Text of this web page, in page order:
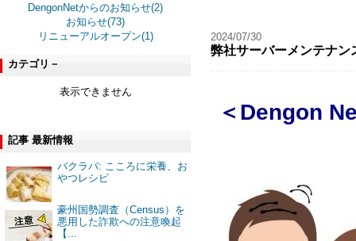
DengonNetからのお知らせ(2)
お知らせ(73)
リニューアルオープン(1)
カテゴリ－
表示できません
記事 最新情報
バクラバ: こころに栄養、お
やつレシピ
豪州国勢調査（Census）を
悪用した詐欺への注意喚起
【...
2024/07/30
弊社サーバーメンテナン
＜Dengon